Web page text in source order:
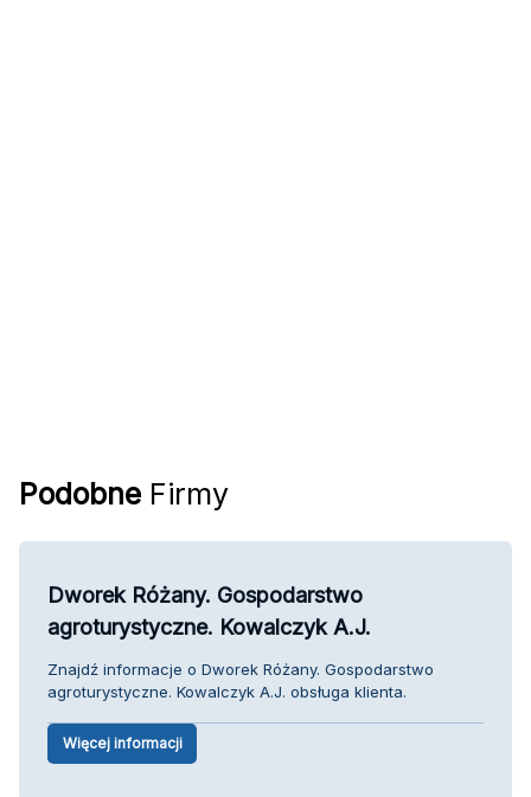
Podobne Firmy
Dworek Różany. Gospodarstwo
agroturystyczne. Kowalczyk A.J.
Znajdź informacje o Dworek Różany. Gospodarstwo
agroturystyczne. Kowalczyk A.J. obsługa klienta.
Więcej informacji